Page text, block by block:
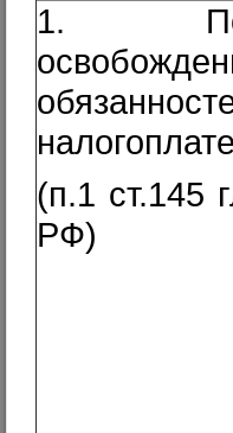
1.
(п.1 ст.145
РФ)